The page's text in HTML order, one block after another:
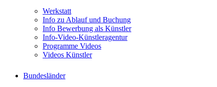
Werkstatt
Info zu Ablauf und Buchung
Info Bewerbung als Künstler
Info-Video-Künstleragentur
Programme Videos
Videos Künstler
Bundesländer